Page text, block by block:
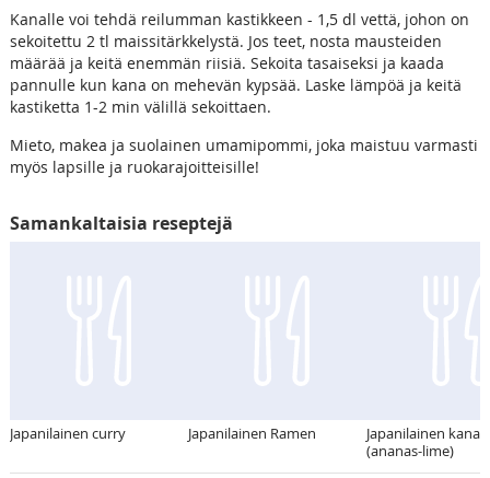
Kanalle voi tehdä reilumman kastikkeen - 1,5 dl vettä, johon on
sekoitettu 2 tl maissitärkkelystä. Jos teet, nosta mausteiden
määrää ja keitä enemmän riisiä. Sekoita tasaiseksi ja kaada
pannulle kun kana on mehevän kypsää. Laske lämpöä ja keitä
kastiketta 1-2 min välillä sekoittaen.
Mieto, makea ja suolainen umamipommi, joka maistuu varmasti
myös lapsille ja ruokarajoitteisille!
Samankaltaisia reseptejä
Japanilainen curry Japanilainen Ramen
Japanilainen
(ananas-lime)